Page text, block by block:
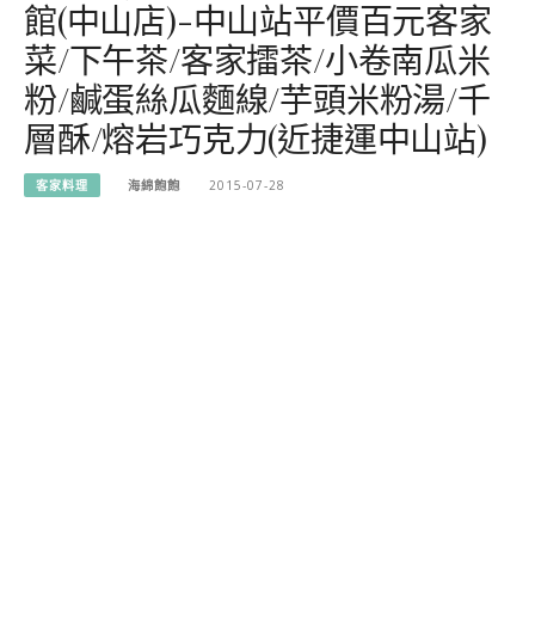
館(中山店)-中山站平價百元客家
菜/下午茶/客家擂茶/小卷南瓜米
粉/鹹蛋絲瓜麵線/芋頭米粉湯/千
層酥/熔岩巧克力(近捷運中山站)
客家料理 海綿飽飽 2015-07-28